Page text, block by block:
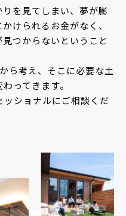
を見てしまい、夢が膨
けられるお金がなく、
つからないということ
ら考え、そこに必要な土
ってきます。
ショナルにご相談くだ